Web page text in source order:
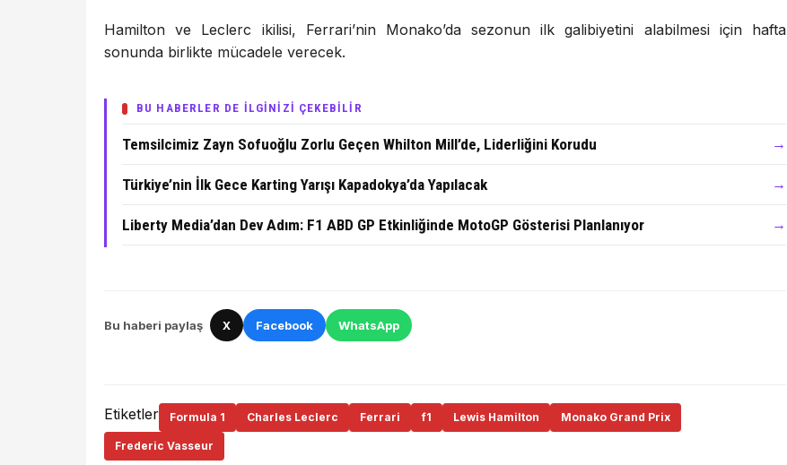
Hamilton ve Leclerc ikilisi, Ferrari’nin Monako’da sezonun ilk galibiyetini alabilmesi için hafta
sonunda birlikte mücadele verecek.
BU HABERLER DE İLGİNİZİ ÇEKEBİLİR
Temsilcimiz Zayn Sofuoğlu Zorlu Geçen Whilton Mill’de, Liderliğini Korudu →
Türkiye’nin İlk Gece Karting Yarışı Kapadokya’da Yapılacak →
Liberty Media’dan Dev Adım: F1 ABD GP Etkinliğinde MotoGP Gösterisi Planlanıyor →
Bu haberi paylaş X Facebook WhatsApp
Etiketler Formula 1 Charles Leclerc Ferrari f1 Lewis Hamilton Monako Grand Prix
Frederic Vasseur